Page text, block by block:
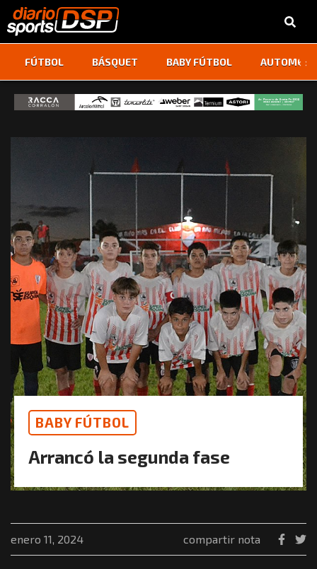
FÚTBOL BÁSQUET BABY FÚTBOL ‹ ›
BABY FÚTBOL
Arrancó la segunda fase
enero 11, 2024 compartir nota